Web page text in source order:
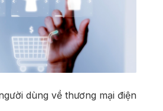
dùng về thương mại điện